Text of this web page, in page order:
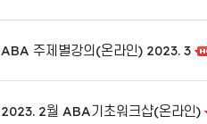
ABA 주제별강의(온라인) 2023. 3
2023. 2월 ABA기초워크샵(온라인)